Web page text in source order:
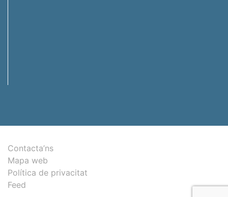
Contacta’ns
Mapa web
Política de privacitat
Feed